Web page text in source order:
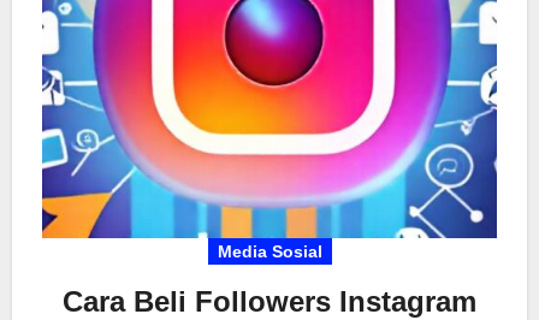
Media Sosial
Cara Beli Followers Instagram